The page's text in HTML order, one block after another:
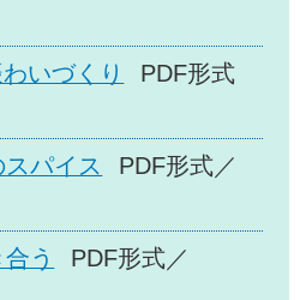
いづくり
PDF形式
パイス
PDF形式／
う
PDF形式／